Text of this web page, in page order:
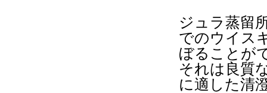
ジュラ蒸留
でのウイス
ぼることが
それは良質
に適した清